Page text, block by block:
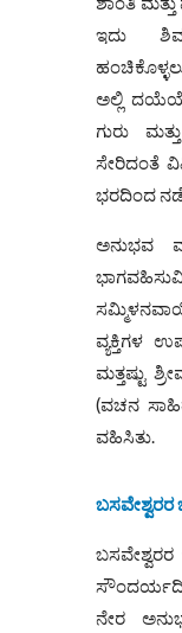
ಇದು
ಅಲ್ಲಿ
ಗುರು
ಸೇರಿದಂತೆ
ಭರದಿಂದ
ಅನುಭವ
ವ್ಯಕ್ತಿಗಳ
ಮತ್ತಷ್ಟು
(ವಚನ
ವಹಿಸಿತು.
ನೇರ